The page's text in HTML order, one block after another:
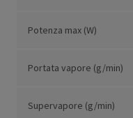
Potenza max (W)
Portata vapore (g/min)
Supervapore (g/min)